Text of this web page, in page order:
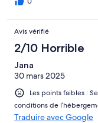
Avis vérifié
2/10 Horrible
Jana
30 mars 2025
Les points faibles :
conditions de
Traduire avec Google